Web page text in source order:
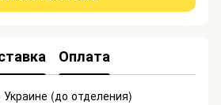
Оплата
(до отделения)